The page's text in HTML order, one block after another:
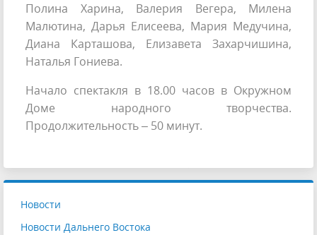
Полина Харина, Валерия Вегера, Милена
Малютина, Дарья Елисеева, Мария Медучина,
Диана Карташова, Елизавета Захарчишина,
Наталья Гониева.
Начало спектакля в 18.00 часов в Окружном
Доме народного творчества.
Продолжительность – 50 минут.
Новости
Новости Дальнего Востока